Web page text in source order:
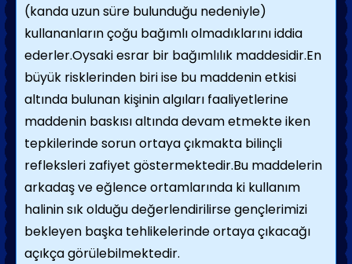
(kanda uzun süre bulunduğu nedeniyle)
kullananların çoğu bağımlı olmadıklarını iddia
ederler.Oysaki esrar bir bağımlılık maddesidir.En
büyük risklerinden biri ise bu maddenin etkisi
altında bulunan kişinin algıları faaliyetlerine
maddenin baskısı altında devam etmekte iken
tepkilerinde sorun ortaya çıkmakta bilinçli
refleksleri zafiyet göstermektedir.Bu maddelerin
arkadaş ve eğlence ortamlarında ki kullanım
halinin sık olduğu değerlendirilirse gençlerimizi
bekleyen başka tehlikelerinde ortaya çıkacağı
açıkça görülebilmektedir.